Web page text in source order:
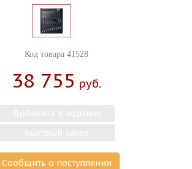
Код товара 41528
38 755 Руб.
Сообщить о поступлении